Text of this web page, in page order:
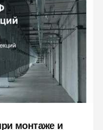
монтаже и